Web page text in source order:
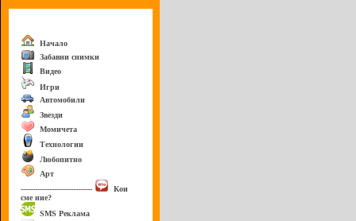
Начало
Забавни снимки
Видео
Игри
Автомобили
Звезди
Момичета
Технологии
Любопитно
Арт
------------------------------
Кои
сме ние?
SMS Реклама